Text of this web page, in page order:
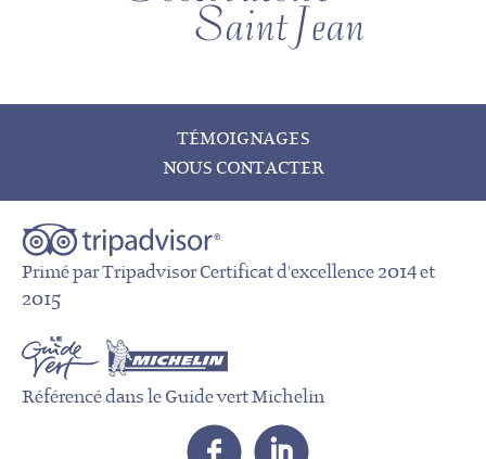
TÉMOIGNAGES
NOUS CONTACTER
Primé par Tripadvisor Certificat d'excellence 2014 et
2015
Référencé dans le Guide vert Michelin